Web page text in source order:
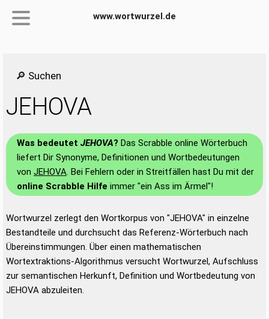
www.wortwurzel.de
🔎 Suchen
JEHOVA
Was bedeutet JEHOVA? Das Scrabble online Wörterbuch
liefert Dir Synonyme, Definitionen und Wortbedeutungen
von JEHOVA. Bei Fehlern oder in Streitfällen hast Du mit der
online Scrabble Hilfe immer "ein Ass im Ärmel"!
Wortwurzel zerlegt den Wortkorpus von "JEHOVA" in einzelne
Bestandteile und durchsucht das Referenz-Wörterbuch nach
Übereinstimmungen. Über einen mathematischen
Wortextraktions-Algorithmus versucht Wortwurzel, Aufschluss
zur semantischen Herkunft, Definition und Wortbedeutung von
JEHOVA abzuleiten.